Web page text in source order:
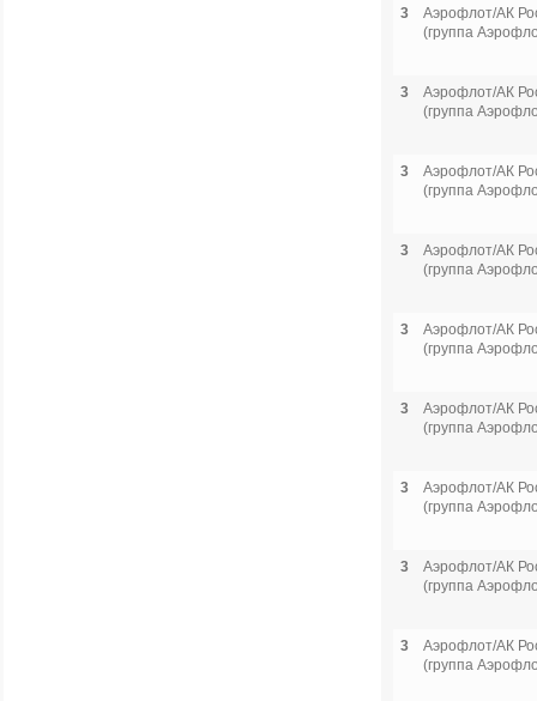
3
Аэрофлот/АК
(группа
3
Аэрофлот/АК
(группа
3
Аэрофлот/АК
(группа
3
Аэрофлот/АК
(группа
3
Аэрофлот/АК
(группа
3
Аэрофлот/АК
(группа
3
Аэрофлот/АК
(группа
3
Аэрофлот/АК
(группа
3
Аэрофлот/АК
(группа